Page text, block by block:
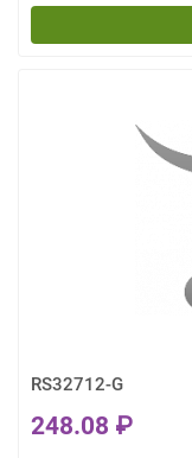
RS32712-G
248.08 ₽